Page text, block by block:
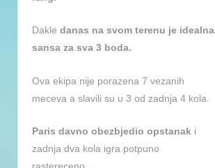
Dakle danas na svom terenu je idealna
sansa za sva 3 boda.
Ova ekipa nije porazena 7 vezanih
meceva a slavili su u 3 od zadnja 4 kola.
Paris davno obezbjedio opstanak i
zadnja dva kola igra potpuno